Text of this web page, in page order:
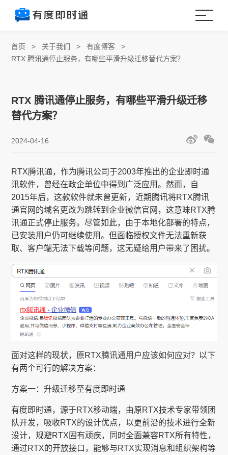
首页 > 关于我们 >有度博客 >
RTX 腾讯通停止服务，有哪些平滑升级迁移替代方案？
RTX 腾讯通停止服务，有哪些平滑升级迁移
替代方案？
2024-04-16
RTX腾讯通，作为腾讯公司于2003年推出的企业即时通
讯软件，曾经在政企单位中得到广泛应用。然而，自
2015年后，这款软件就未曾更新，近期腾讯将RTX腾讯
通官网的域名更改为跳转到企业微信官网，这意味RTX腾
讯通正式停止服务。尽管如此，由于本地化部署的特点，
已安装用户仍可继续使用。但面临授权文件无法重新获
取、客户端无法下载等问题，这无疑给用户带来了困扰。
面对这样的现状，原RTX腾讯通用户应该如何应对？以下
有两个可行的解决方案：
方案一：升级迁移至有度即时通
有度即时通，源于RTX移动端，由原RTX技术专家带领团
队开发，吸收RTX的设计优点，以更前沿的技术进行全新
设计，规避RTX固有顽疾，同时全面兼容RTX所有特性，
通过RTX的开放接口，能够与RTX实现消息和组织架构等